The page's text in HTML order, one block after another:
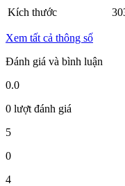
Kích thước
Xem tất cả thông số
Đánh giá và bình luận
0.0
0 lượt đánh giá
5
0
4